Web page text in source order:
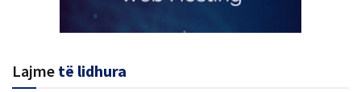
Lajme të lidhura